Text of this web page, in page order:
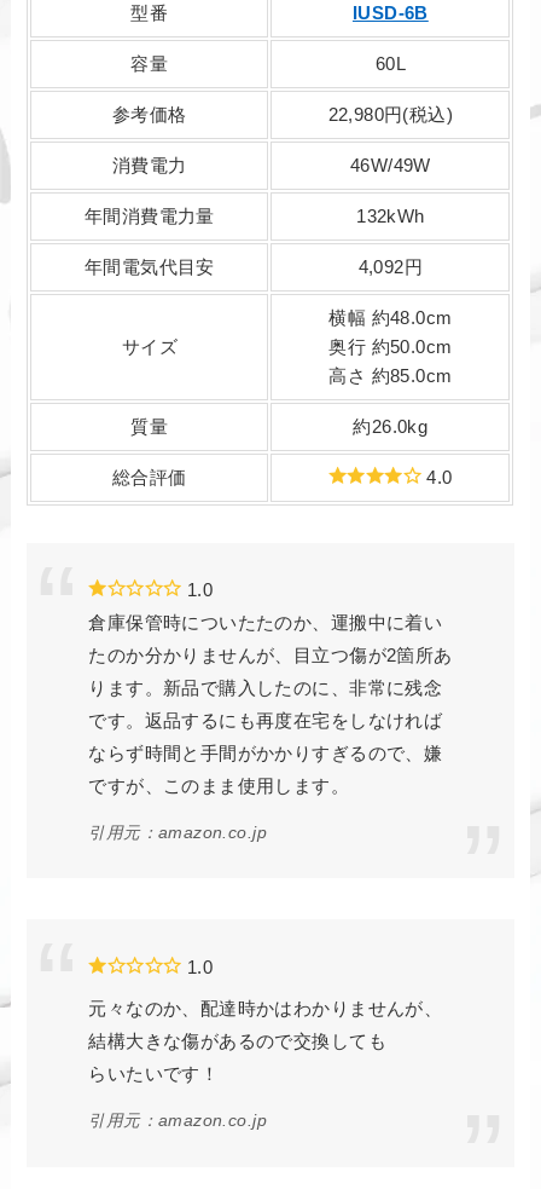
型番 IUSD-6B
容量 60L
参考価格 22,980円(税込)
消費電力 46W/49W
年間消費電力量 132kWh
年間電気代目安 4,092円
サイズ
横幅 約48.0cm
奥行 約50.0cm
高さ 約85.0cm
質量 約26.0kg
総合評価 4.0
1.0
倉庫保管時についたたのか、運搬中に着い
たのか分かりませんが、目立つ傷が2箇所あ
ります。新品で購入したのに、非常に残念
です。返品するにも再度在宅をしなければ
ならず時間と手間がかかりすぎるので、嫌
ですが、このまま使用します。
引用元：amazon.co.jp
1.0
元々なのか、配達時かはわかりませんが、
結構大きな傷があるので交換しても
らいたいです！
引用元：amazon.co.jp